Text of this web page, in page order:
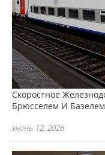
Скоростное
Брюсселем И
июнь 12, 2026